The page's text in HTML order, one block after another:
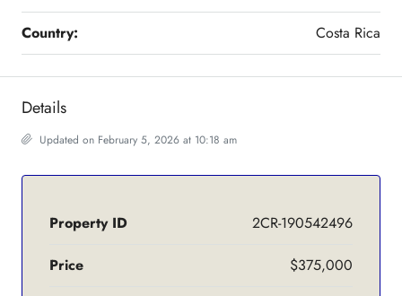
Country: Costa Rica
Details
Updated on February 5, 2026 at 10:18 am
Property ID 2CR-190542496
Price $375,000